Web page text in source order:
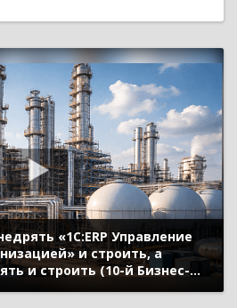
«1С:ERP Управление
и строить, а
и строить (10-й Бизнес-